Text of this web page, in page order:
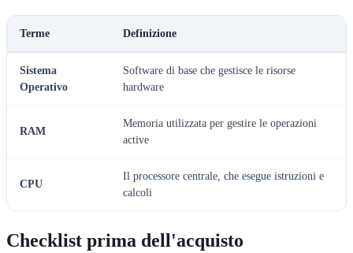
Terme Definizione
Sistema
Operativo
Software di base che gestisce le risorse
hardware
RAM
Memoria utilizzata per gestire le operazioni
active
CPU
Il processore centrale, che esegue istruzioni e
calcoli
Checklist prima dell'acquisto